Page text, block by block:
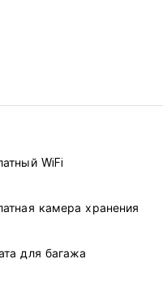
WiFi
камера хранения
для багажа